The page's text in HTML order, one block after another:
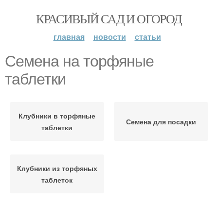
КРАСИВЫЙ САД И ОГОРОД
главная новости статьи
Семена на торфяные
таблетки
Клубники в торфяные
таблетки
Семена для посадки
Клубники из торфяных
таблеток